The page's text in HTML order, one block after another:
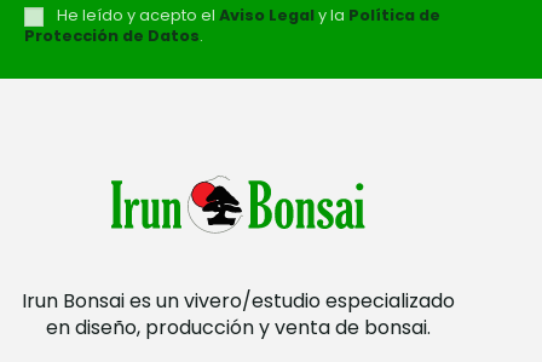
He leído y acepto el Aviso Legaly la Política de
Protección de Datos.
Irun Bonsai es un vivero/estudio especializado
en diseño, producción y venta de bonsai.